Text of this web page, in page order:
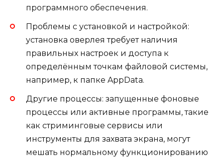
программного обеспечения.
Проблемы с установкой и настройкой:
установка оверлея требует наличия
правильных настроек и доступа к
определённым точкам файловой системы,
например, к папке AppData.
Другие процессы: запущенные фоновые
процессы или активные программы, такие
как стриминговые сервисы или
инструменты для захвата экрана, могут
мешать нормальному функционированию